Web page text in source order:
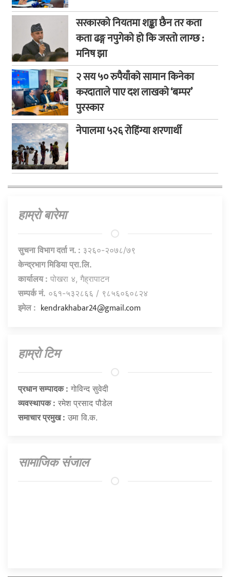
सरकारको नियतमा शङ्का छैन तर कता
कता ढङ्ग नपुगेको हो कि जस्तो लाग्छ :
मनिष झा
२ सय ५० रुपैयाँको सामान किनेका
करदाताले पाए दश लाखको ‘बम्पर’
पुरस्कार
नेपालमा ५२६ रोहिंग्या शरणार्थी
हाम्राे बारेमा
सुचना विभाग दर्ता न. : ३२६०-२०७८/७९
केन्द्रभाग मिडिया प्रा.लि.
कार्यालय : पोखरा ४, गैह्रापाटन
सम्पर्क नं. ०६१-५३२८६६ / ९८५६०६०८२४
इमेल : kendrakhabar24@gmail.com
हाम्राे टिम
प्रधान सम्पादक : गाेविन्द सुवेदी
व्यवस्थापक : रमेश प्रसाद पौडेल
समाचार प्रमुख : उमा वि.क.
सामाजिक संजाल